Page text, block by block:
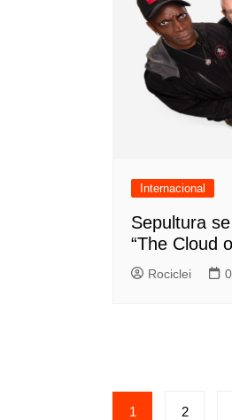
Internacional
Sepultura
“The Cloud
Rociclei
1 2